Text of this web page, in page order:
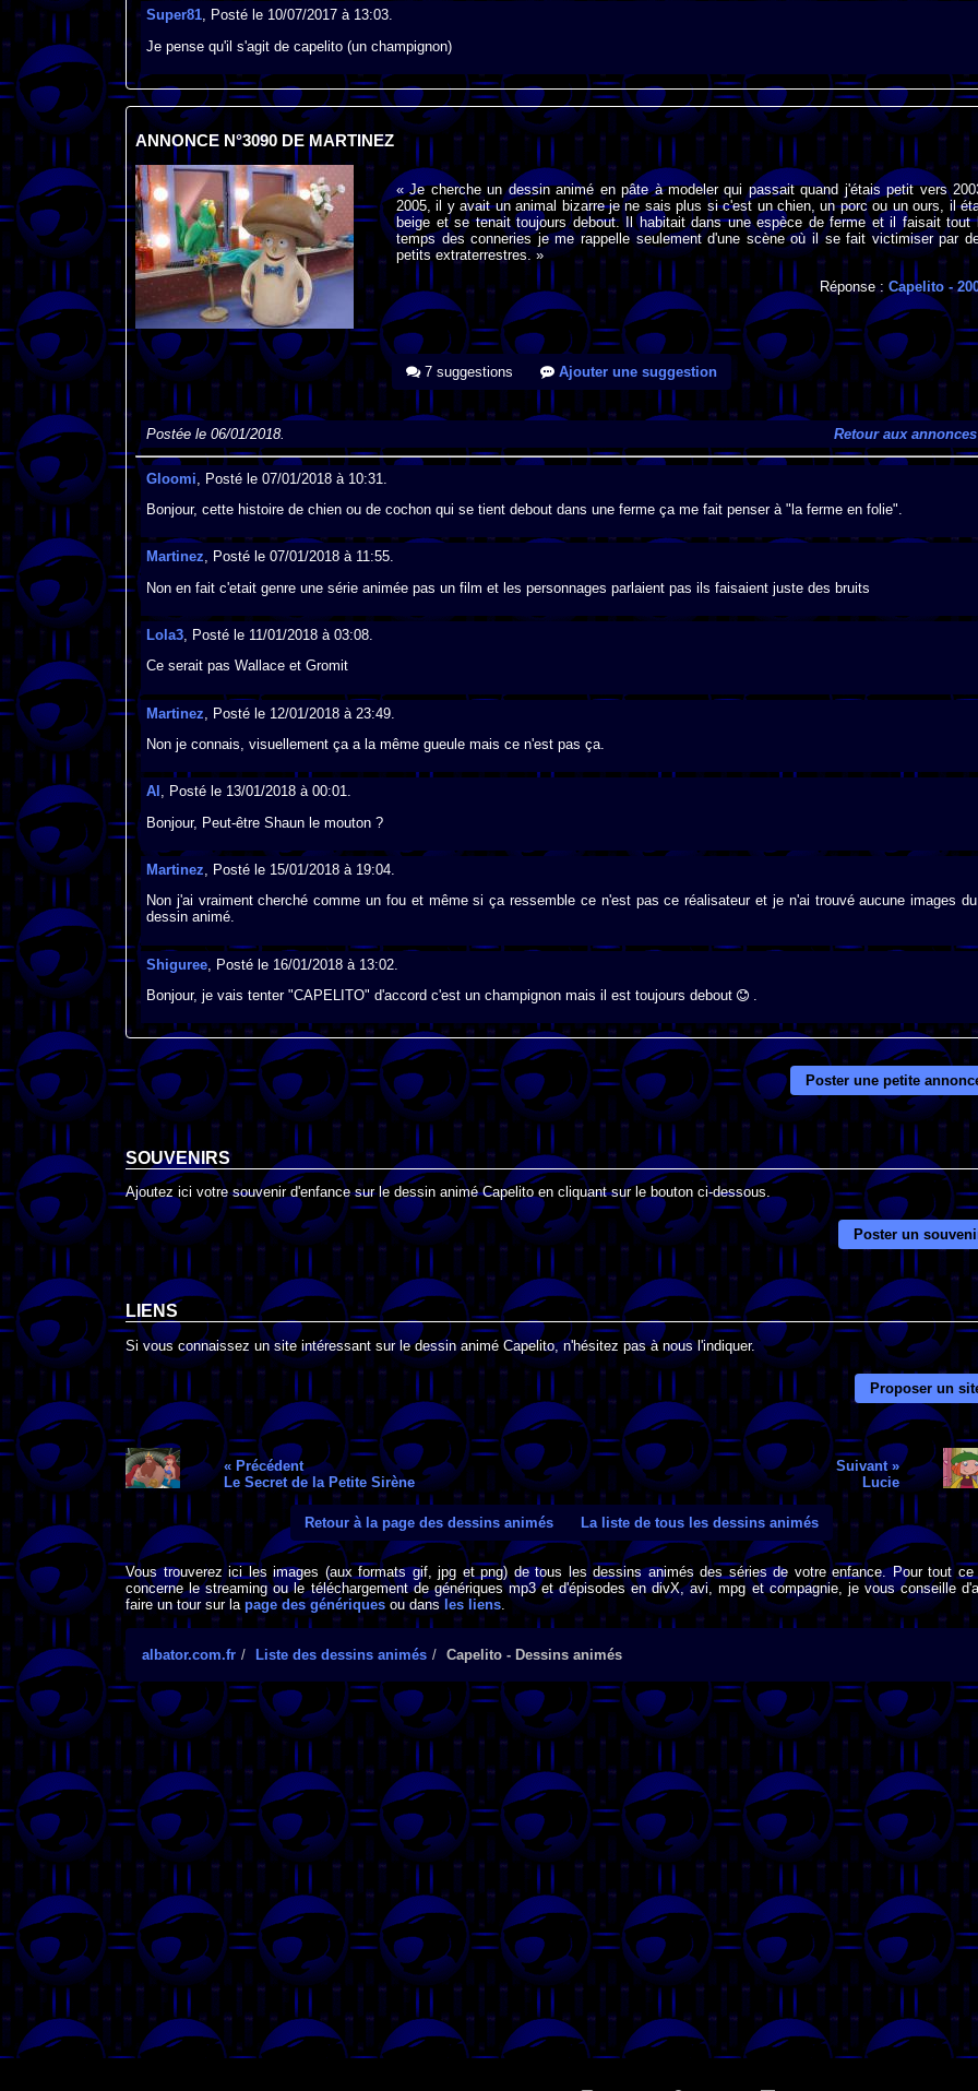
Super81, Posté le 10/07/2017 à 13:03.
Je pense qu'il s'agit de capelito (un champignon)
ANNONCE N°3090 DE MARTINEZ
« Je cherche un dessin animé en pâte à modeler qui passait quand j'étais petit vers
2005, il y avait un animal bizarre je ne sais plus si c'est un chien, un porc ou un ours, il
beige et se tenait toujours debout. Il habitait dans une espèce de ferme et il faisait tout
temps des conneries je me rappelle seulement d'une scène où il se fait victimiser par
petits extraterrestres. »
Réponse :Capelito-
7 suggestions Ajouter une suggestion
Postée le 06/01/2018. Retour aux annonces
Gloomi , Posté le 07/01/2018 à 10:31.
Bonjour, cette histoire de chien ou de cochon qui se tient debout dans une ferme ça me fait penser à "la ferme en folie".
Martinez, Posté le 07/01/2018 à 11:55.
Non en fait c'etait genre une série animée pas un film et les personnages parlaient pas ils faisaient juste des bruits
Lola3, Posté le 11/01/2018 à 03:08.
Ce serait pas Wallace et Gromit
Martinez , Posté le 12/01/2018 à 23:49.
Non je connais, visuellement ça a la même gueule mais ce n'est pas ça.
Al , Posté le 13/01/2018 à 00:01.
Bonjour, Peut-être Shaun le mouton ?
Martinez, Posté le 15/01/2018 à 19:04.
Non j'ai vraiment cherché comme un fou et même si ça ressemble ce n'est pas ce réalisateur et je n'ai trouvé aucune images du
dessin animé.
Shiguree, Posté le 16/01/2018 à 13:02.
Bonjour, je vais tenter "CAPELITO" d'accord c'est un champignon mais il est toujours debout
.
Poster une petite
SOUVENIRS
Ajoutez ici votre souvenir d'enfance sur le dessin animé Capelito en cliquant sur le bouton ci-dessous.
Poster un
LIENS
Si vous connaissez un site intéressant sur le dessin animé Capelito, n'hésitez pas à nous l'indiquer.
Proposer un
« Précédent
Le Secret de la Petite Sirène
Suivant »
Lucie
Retour à la page des dessins animés La liste de tous les dessins animés
Vous trouverez ici les images (aux formats gif, jpg et png) de tous les dessins animés des séries de votre enfance. Pour tout ce
concerne le streaming ou le téléchargement de génériques mp3 et d'épisodes en divX, avi, mpg et compagnie, je vous conseille
faire un tour sur la page des génériques ou dans les liens.
albator.com.fr Liste des dessins animés Capelito - Dessins animés